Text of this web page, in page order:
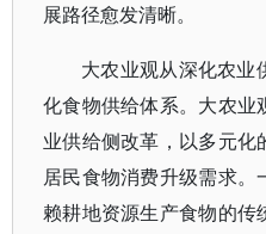
展路径愈发清晰。
大农业观从深化农业
化食物供给体系。大农业
业供给侧改革，以多元化
居民食物消费升级需求
赖耕地资源生产食物的传